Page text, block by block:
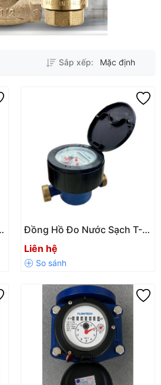
Sắp xếp: Mặc định
Đồng Hồ Đo Nước Sạch T-
FLOW TFS15 Đơn Tia Vỏ
Đồng
Liên hệ